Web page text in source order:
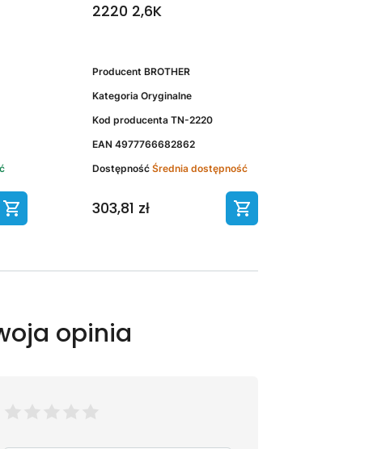
2220 2,6K
Producent BROTHER
Kategoria Oryginalne
Kod producenta TN-2220
EAN 4977766682862
Dostępność Średnia dostępność
303,81 zł
opinia